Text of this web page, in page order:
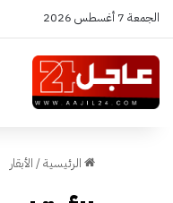
الجمعة 7 أغسطس 2026
الرئيسية/ الأبقار